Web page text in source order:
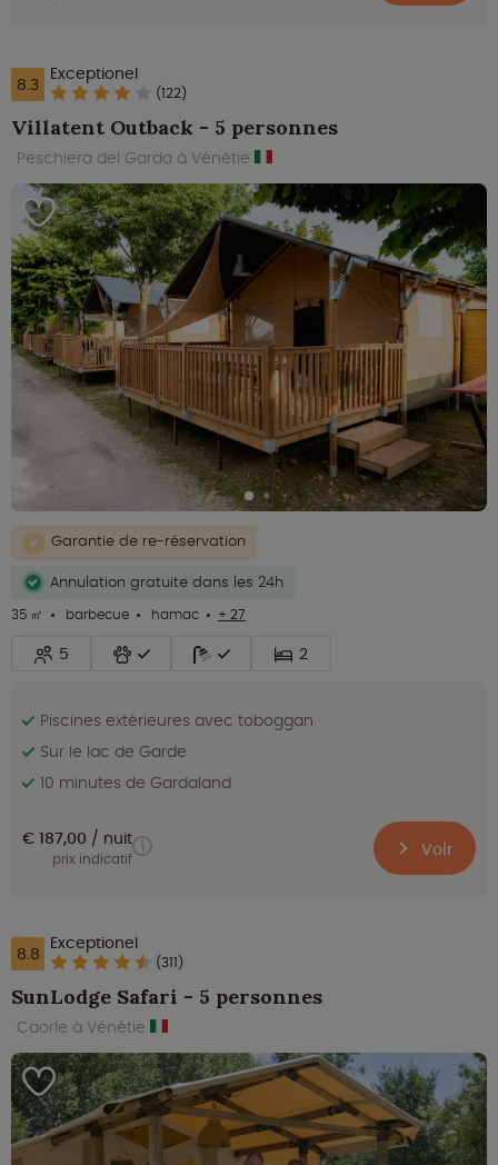
8.3 Exceptionel
(122)
Villatent Outback - 5 personnes
Peschiera del Garda à Vénétie
Garantie de re-réservation
Annulation gratuite dans les 24h
35 ㎡
barbecue hamac + 27
5 2
Piscines extérieures avec toboggan
Sur le lac de Garde
10 minutes de Gardaland
€ 187,00 nuit
prix indicatif Voir
8.8 Exceptionel
(311)
SunLodge Safari - 5 personnes
Caorle à Vénétie